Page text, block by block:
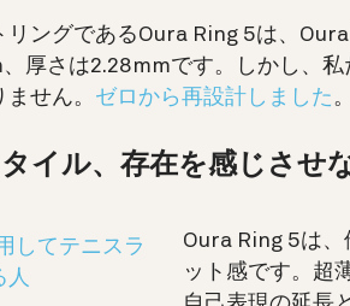
リングであるOura Ring 5は、
厚さは2.28mmです。しかし、
せん。 ゼロから再設計しました。
イル、存在を感じさせ
Oura Ring 5は、
ット感です。超